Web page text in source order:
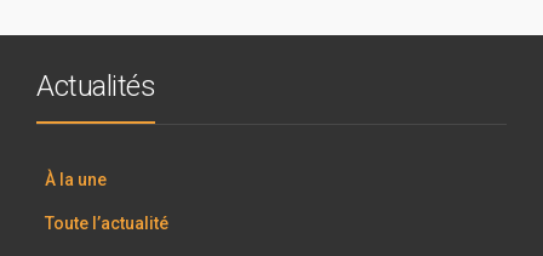
Actualités
À la une
Toute l’actualité